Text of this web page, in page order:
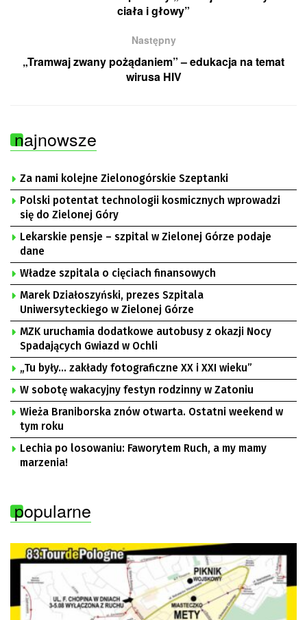
ciała i głowy”
Następny
„Tramwaj zwany pożądaniem” – edukacja na temat
wirusa HIV
najnowsze
Za nami kolejne Zielonogórskie Szeptanki
Polski potentat technologii kosmicznych wprowadzi
się do Zielonej Góry
Lekarskie pensje – szpital w Zielonej Górze podaje
dane
Władze szpitala o cięciach finansowych
Marek Działoszyński, prezes Szpitala
Uniwersyteckiego w Zielonej Górze
MZK uruchamia dodatkowe autobusy z okazji Nocy
Spadających Gwiazd w Ochli
„Tu były… zakłady fotograficzne XX i XXI wieku”
W sobotę wakacyjny festyn rodzinny w Zatoniu
Wieża Braniborska znów otwarta. Ostatni weekend w
tym roku
Lechia po losowaniu: Faworytem Ruch, a my mamy
marzenia!
popularne